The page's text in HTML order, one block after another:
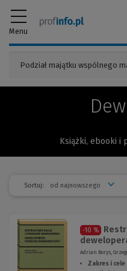
Menu
Książki, ebooki i
Sortuj:
-10 %
Adrian Borys,
Zakres i cele